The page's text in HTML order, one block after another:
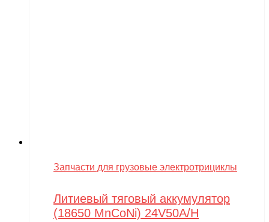
Запчасти для грузовые электротрициклы
Литиевый тяговый аккумулятор
(18650 MnCoNi) 24V50A/H